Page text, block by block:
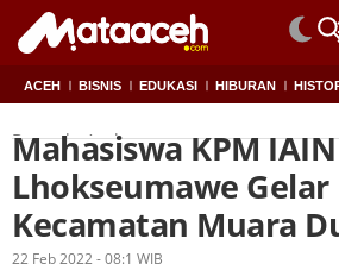
ACEH BISNIS EDUKASI HIBURAN
Beranda Aceh
Mahasiswa KPM IAIN
Lhokseumawe Gelar
Kecamatan Muara
OlehRedaksi
22 Feb 2022 - 08:1 WIB